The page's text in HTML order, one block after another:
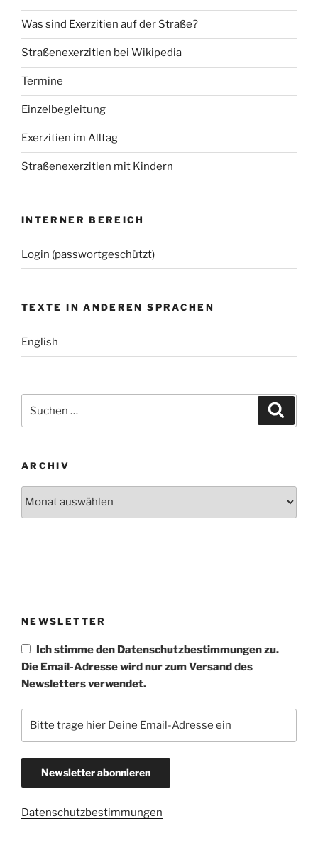
Was sind Exerzitien auf der Straße?
Straßenexerzitien bei Wikipedia
Termine
Einzelbegleitung
Exerzitien im Alltag
Straßenexerzitien mit Kindern
INTERNER BEREICH
Login (passwortgeschützt)
TEXTE IN ANDEREN SPRACHEN
English
nach:
ARCHIV
NEWSLETTER
Ich stimme den Datenschutzbestimmungen zu.
Die Email-Adresse wird nur zum Versand des
Newsletters verwendet.
Datenschutzbestimmungen